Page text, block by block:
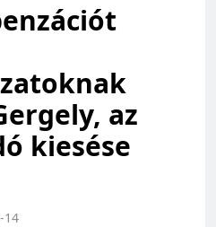
az
kiesése
14